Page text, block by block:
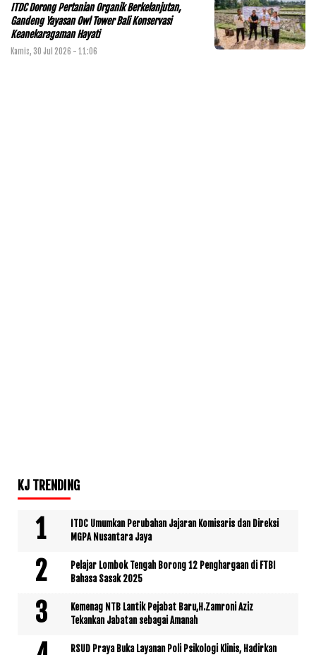
ITDC Dorong Pertanian Organik Berkelanjutan,
Gandeng Yayasan Owl Tower Bali Konservasi
Keanekaragaman Hayati
Kamis, 30 Jul 2026 - 11:06
KJ TRENDING
ITDC Umumkan Perubahan Jajaran Komisaris dan Direksi
MGPA Nusantara Jaya
Pelajar Lombok Tengah Borong 12 Penghargaan di FTBI
Bahasa Sasak 2025
Kemenag NTB Lantik Pejabat Baru,H.Zamroni Aziz
Tekankan Jabatan sebagai Amanah
RSUD Praya Buka Layanan Poli Psikologi Klinis, Hadirkan